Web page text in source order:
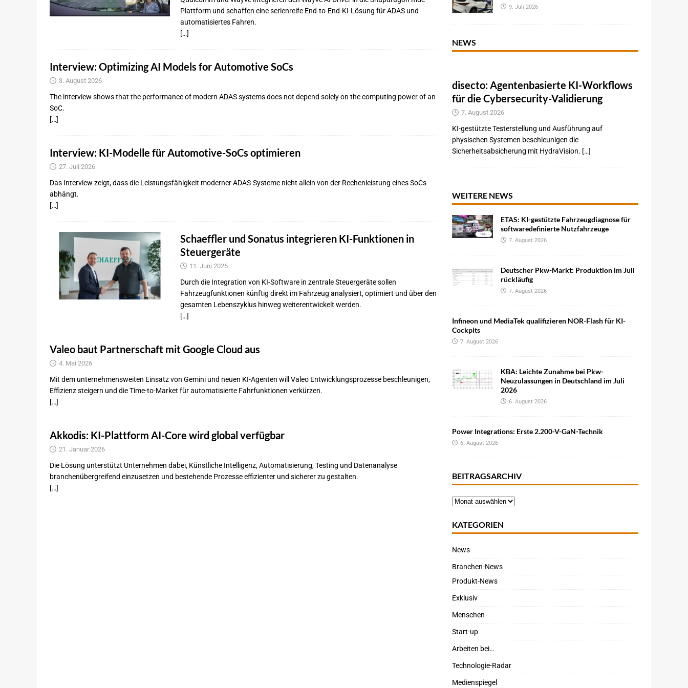
Plattform und schaffen eine serienreife End-to-End-KI-Lösung für ADAS und
automatisiertes Fahren.
[…]
Interview: Optimizing AI Models for Automotive SoCs
3. August 2026
The interview shows that the performance of modern ADAS systems does not depend solely on the computing power of an
SoC.
[…]
Interview: KI-Modelle für Automotive-SoCs optimieren
27. Juli 2026
Das Interview zeigt, dass die Leistungsfähigkeit moderner ADAS-Systeme nicht allein von der Rechenleistung eines SoCs
abhängt.
[…]
Schaeffler und Sonatus integrieren KI-Funktionen in
Steuergeräte
11. Juni 2026
Durch die Integration von KI-Software in zentrale Steuergeräte sollen
Fahrzeugfunktionen künftig direkt im Fahrzeug analysiert, optimiert und über den
gesamten Lebenszyklus hinweg weiterentwickelt werden.
[…]
Valeo baut Partnerschaft mit Google Cloud aus
4. Mai 2026
Mit dem unternehmensweiten Einsatz von Gemini und neuen KI-Agenten will Valeo Entwicklungsprozesse beschleunigen,
Effizienz steigern und die Time-to-Market für automatisierte Fahrfunktionen verkürzen.
[…]
Akkodis: KI-Plattform AI-Core wird global verfügbar
21. Januar 2026
Die Lösung unterstützt Unternehmen dabei, Künstliche Intelligenz, Automatisierung, Testing und Datenanalyse
branchenübergreifend einzusetzen und bestehende Prozesse effizienter und sicherer zu gestalten.
[…]
9. Juli 2026
NEWS
disecto: Agentenbasierte KI-Workflows
für die Cybersecurity-Validierung
7. August 2026
KI-gestützte Testerstellung und Ausführung auf
physischen Systemen beschleunigen die
Sicherheitsabsicherung mit HydraVision. […]
WEITERE NEWS
ETAS: KI-gestützte Fahrzeugdiagnose für
softwaredefinierte Nutzfahrzeuge
7. August 2026
Deutscher Pkw-Markt: Produktion im Juli
rückläufig
7. August 2026
Infineon und MediaTek qualifizieren NOR-Flash für KI-
Cockpits
7. August 2026
KBA: Leichte Zunahme bei Pkw-
Neuzulassungen in Deutschland im Juli
2026
6. August 2026
Power Integrations: Erste 2.200-V-GaN-Technik
6. August 2026
BEITRAGSARCHIV
KATEGORIEN
News
Branchen-News
Produkt-News
Exklusiv
Menschen
Start-up
Arbeiten bei…
Technologie-Radar
Medienspiegel